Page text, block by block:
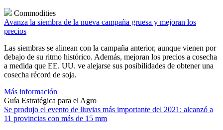
Commodities
Avanza la siembra de la nueva campaña gruesa y mejoran los
precios
Las siembras se alinean con la campaña anterior, aunque vienen por
debajo de su ritmo histórico. Además, mejoran los precios a cosecha
a medida que EE. UU. ve alejarse sus posibilidades de obtener una
cosecha récord de soja.
Más información
Guía Estratégica para el Agro
Se produjo el evento de lluvias más importante del 2021: alcanzó a
11 provincias con más de 15 mm